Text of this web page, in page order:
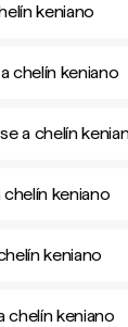
keniano
chelín keniano
a chelín
keniano
keniano
chelín keniano